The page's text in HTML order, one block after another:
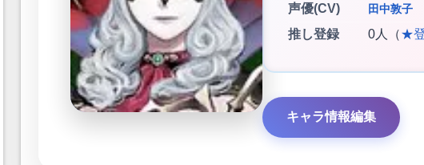
声優(CV)
田中敦子
推し登録 0人（★
キャラ情報編集